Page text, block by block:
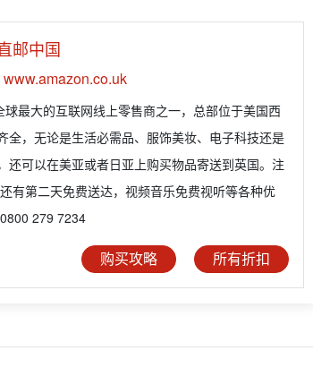
邮中国
www.amazon.co.uk
最大的互联网线上零售商之一，总部位于美国西
全，无论是生活必需品、服饰美妆、电子科技还是
还可以在美亚或者日亚上购买物品寄送到英国。注
有第二天免费送达，视频音乐免费视听等各种优
279 7234
购买攻略 所有折扣